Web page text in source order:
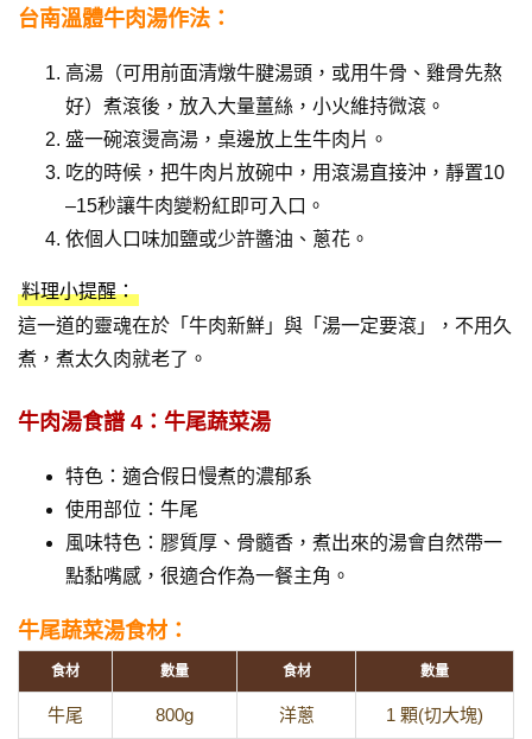
台南溫體牛肉湯作法：
高湯（可用前面清燉牛腱湯頭，或用牛骨、雞骨先熬
好）煮滾後，放入大量薑絲，小火維持微滾。
盛一碗滾燙高湯，桌邊放上生牛肉片。
吃的時候，把牛肉片放碗中，用滾湯直接沖，靜置10
–15秒讓牛肉變粉紅即可入口。
依個人口味加鹽或少許醬油、蔥花。
料理小提醒：
這一道的靈魂在於「牛肉新鮮」與「湯一定要滾」，不用久
煮，煮太久肉就老了。
牛肉湯食譜 4：牛尾蔬菜湯
特色：適合假日慢煮的濃郁系
使用部位：牛尾
風味特色：膠質厚、骨髓香，煮出來的湯會自然帶一
點黏嘴感，很適合作為一餐主角。
牛尾蔬菜湯食材：
食材 數量 食材 數量
牛尾 800g 洋蔥 1 顆(切大塊)